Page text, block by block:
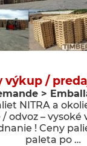
výkup /
>
NITRA a
odvoz – vysoké
! Ceny
paleta po …